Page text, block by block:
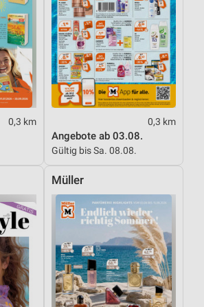
0,3 km 0,3 km
Angebote ab 03.08.
Gültig bis Sa. 08.08.
Müller
der Angebote
Daten zur Auswahl von
Standortdaten
aktiv angeforderten